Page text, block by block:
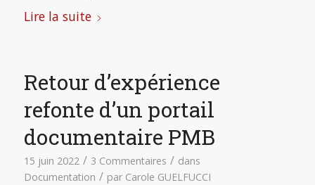
Lire la suite
Retour d’expérience
refonte d’un portail
documentaire PMB
15 juin 2022 / 3 Commentaires / dans
Documentation / par Carole GUELFUCCI